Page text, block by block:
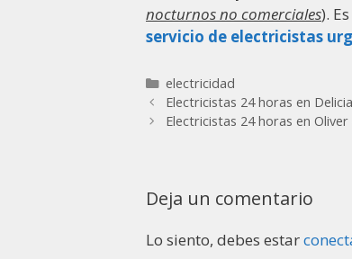
nocturnos no comerciales).
servicio de electricistas
electricidad
Electricistas 24 horas en
Electricistas 24 horas en
Deja un comentario
Lo siento, debes estar